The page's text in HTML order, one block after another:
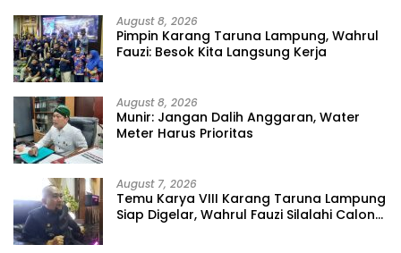
August 8, 2026
Pimpin Karang Taruna Lampung, Wahrul
Fauzi: Besok Kita Langsung Kerja
August 8, 2026
Munir: Jangan Dalih Anggaran, Water
Meter Harus Prioritas
August 7, 2026
Temu Karya VIII Karang Taruna Lampung
Siap Digelar, Wahrul Fauzi Silalahi Calon